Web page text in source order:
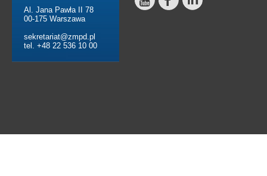
Al. Jana Pawła II 78
00-175 Warszawa
sekretariat@zmpd.pl
tel. +48 22 536 10 00